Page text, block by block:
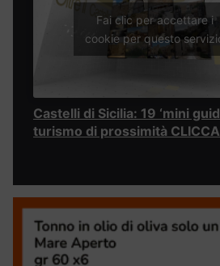
Fai clic per accettare i
cookie per questo
Castelli di Sicilia: 19 ‘mini
turismo di prossimità CLICCA